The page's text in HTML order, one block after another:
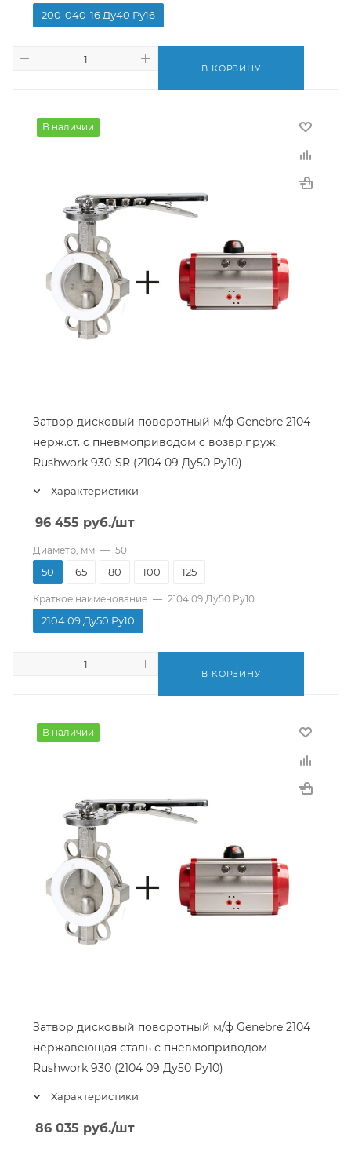
200-040-16 Ду40 Ру16
В КОРЗИНУ
В наличии
Затвор дисковый поворотный м/ф Genebre 2104
нерж.ст. с пневмоприводом c возвр.пруж.
Rushwork 930-SR (2104 09 Ду50 Ру10)
Характеристики
96 455 руб./шт
Диаметр, мм — 50
50 65 80 100 125
Краткое наименование — 2104 09 Ду50 Ру10
2104 09 Ду50 Ру10
В КОРЗИНУ
В наличии
Затвор дисковый поворотный м/ф Genebre 2104
нержавеющая сталь с пневмоприводом
Rushwork 930 (2104 09 Ду50 Ру10)
Характеристики
86 035 руб./шт